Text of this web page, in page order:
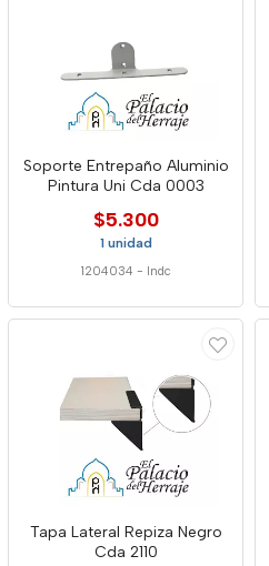
Soporte Entrepaño Aluminio
Pintura Uni Cda 0003
$5.300
1 unidad
1204034 - Indc
Tapa Lateral Repiza Negro
Cda 2110